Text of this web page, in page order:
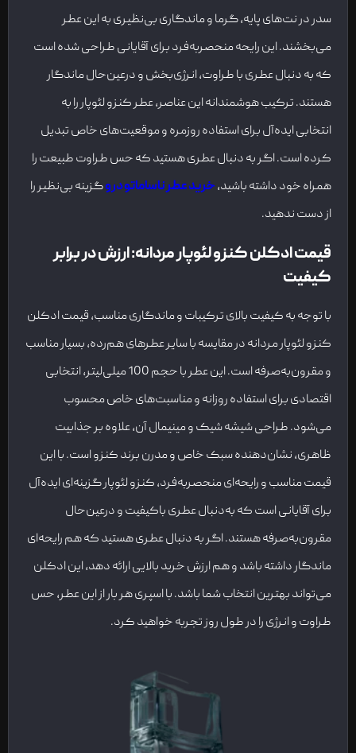
سدر در نت‌های پایه، گرما و ماندگاری بی‌نظیری به این عطر
می‌بخشند. این رایحه منحصربه‌فرد برای آقایانی طراحی شده است
که به دنبال عطری با طراوت، انرژی‌بخش و درعین‌حال ماندگار
هستند. ترکیب هوشمندانه این عناصر، عطر کنزو لئوپار را به
انتخابی ایده‌آل برای استفاده روزمره و موقعیت‌های خاص تبدیل
کرده است. اگر به دنبال عطری هستید که حس طراوت طبیعت را
همراه خود داشته باشید،خرید عطر ناساماتو دروگزینه بی‌نظیر را
از دست ندهید.
قیمت ادکلن کنزو لئوپار مردانه: ارزش در برابر
کیفیت
با توجه به کیفیت بالای ترکیبات و ماندگاری مناسب، قیمت ادکلن
کنزو لئوپار مردانه در مقایسه با سایر عطرهای هم‌رده، بسیار مناسب
و مقرون‌به‌صرفه است. این عطر با حجم 100 میلی‌لیتر، انتخابی
اقتصادی برای استفاده روزانه و مناسبت‌های خاص محسوب
می‌شود. طراحی شیشه شیک و مینیمال آن، علاوه بر جذابیت
ظاهری، نشان‌دهنده سبک خاص و مدرن برند کنزو است. با این
قیمت مناسب و رایحه‌ای منحصربه‌فرد، کنزو لئوپار گزینه‌ای ایده‌آل
برای آقایانی است که به‌دنبال عطری باکیفیت و درعین‌حال
مقرون‌به‌صرفه هستند. اگر به دنبال عطری هستید که هم رایحه‌ای
ماندگار داشته باشد و هم ارزش خرید بالایی ارائه دهد، این ادکلن
می‌تواند بهترین انتخاب شما باشد. با اسپری هر بار از این عطر، حس
طراوت و انرژی را در طول روز تجربه خواهید کرد.